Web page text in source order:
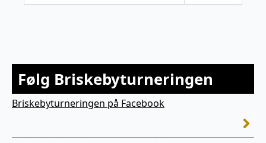
Følg Briskebyturneringen
Briskebyturneringen på Facebook